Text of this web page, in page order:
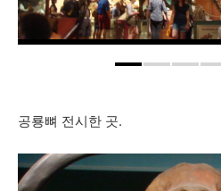
공룡뼈 전시한 곳.